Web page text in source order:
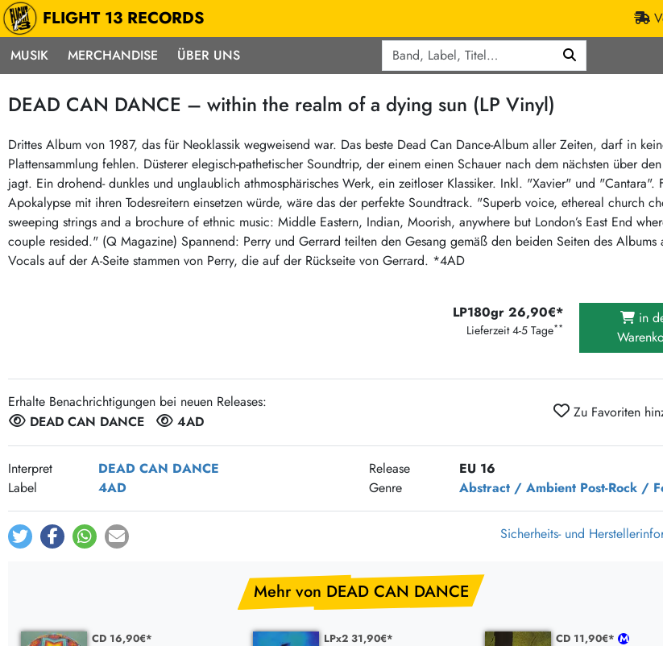
FLIGHT 13 RECORDS
MUSIK
Musik
Alle Neuheiten
Pre-Order
Highlights
Exklusiv & Limitiert
Neu auf Lager
Sonderangebote
Midprice
Bücher, Fanzines etc.
Punk / HC
Hardcore
Emo
Postpunk / New Wave
Punkrock
60s / Garage
Beat / Surf
60s / Garage / R´n´R
Rock / Pop
Electronic
Neoklassik
Abstract / Ambient
Electronic Goods
Reggae/Ska
Soul / Exotica / Jazz
Ska
Hiphop
Aktionen
Staatsakt-Aktion
Crazysane Günstiger
Fuzzorama günstiger
Tapete Records günstiger
Sunny Sunny Bastards Summer 26
Warner Rockerwochen
BMG Aktion
Clouds Hill & Broken Silence-
FLIGHT 13 REC. SALE
Epitaph Vinyl Günstiger
MERCHANDISE ÜBER UNS
DEAD CAN DANCE – within the realm of a dying sun (LP Vinyl)
Drittes Album von 1987, das für Neoklassik wegweisend war. Das beste Dead Can Dance-Album aller Zeiten, darf in
Plattensammlung fehlen. Düsterer elegisch-pathetischer Soundtrip, der einem einen Schauer nach dem nächsten über
jagt. Ein drohend- dunkles und unglaublich athmosphärisches Werk, ein zeitloser Klassiker. Inkl. "Xavier" und "Cantara".
Apokalypse mit ihren Todesreitern einsetzen würde, wäre das der perfekte Soundtrack. "Superb voice, ethereal church
sweeping strings and a brochure of ethnic music: Middle Eastern, Indian, Moorish, anywhere but London’s East End
couple resided." (Q Magazine) Spannend: Perry und Gerrard teilten den Gesang gemäß den beiden Seiten des Albums
Vocals auf der A-Seite stammen von Perry, die auf der Rückseite von Gerrard. *4AD
LP180gr 26,90€*
Lieferzeit 4-5 Tage**
in
Erhalte Benachrichtigungen bei neuen Releases:
DEAD CAN DANCE
4AD
Zu Favoriten
Interpret DEAD CAN DANCE Release
EU 16
Label
4AD Genre Abstract / Ambient Post-Rock /
Sicherheits- und
Mehr von DEAD CAN DANCE
CD 16,90€* LPx2 31,90€*
CD 11,90€*